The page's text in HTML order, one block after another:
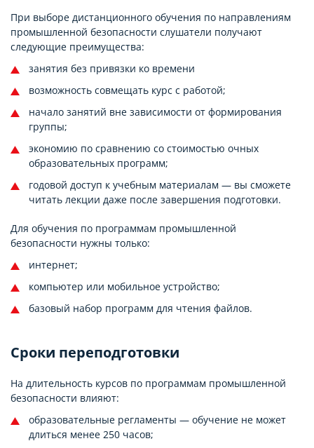
При выборе дистанционного обучения по направлениям
промышленной безопасности слушатели получают
следующие преимущества:
занятия без привязки ко времени
возможность совмещать курс с работой;
начало занятий вне зависимости от формирования
группы;
экономию по сравнению со стоимостью очных
образовательных программ;
годовой доступ к учебным материалам — вы сможете
читать лекции даже после завершения подготовки.
Для обучения по программам промышленной
безопасности нужны только:
интернет;
компьютер или мобильное устройство;
базовый набор программ для чтения файлов.
Сроки переподготовки
На длительность курсов по программам промышленной
безопасности влияют:
образовательные регламенты — обучение не может
длиться менее 250 часов;